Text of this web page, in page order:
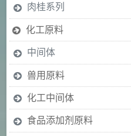
肉桂系列
化工原料
中间体
兽用原料
化工中间体
食品添加剂原料